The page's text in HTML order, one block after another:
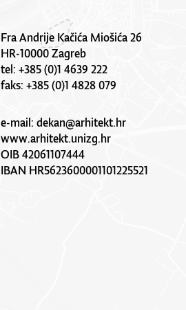
Fra Andrije Kačića Miošića 26
HR-10000 Zagreb
tel: +385 (0)1 4639 222
faks: +385 (0)1 4828 079
e-mail:dekan@arhitekt.hr
www.arhitekt.unizg.hr
OIB 42061107444
IBAN HR5623600001101225521